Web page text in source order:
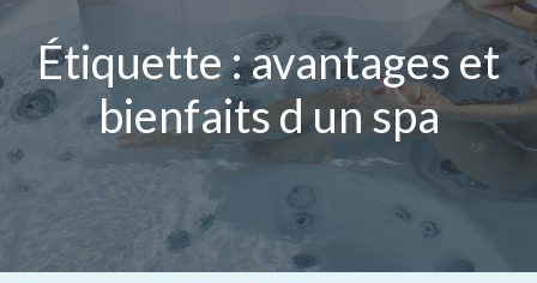
Étiquette :avantages et
bienfaits d un spa